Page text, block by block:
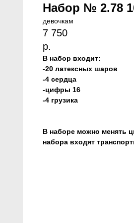
Набор № 2.78
девочкам
7 750
р.
В набор входит:
-20 латексных шаров
-4 сердца
-цифры 16
-4 грузика
В наборе можно менять
набора входят